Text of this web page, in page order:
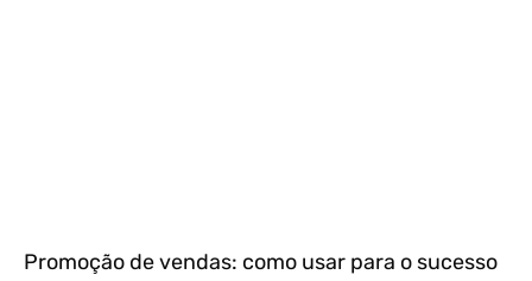
Promoção de vendas: como usar para o sucesso